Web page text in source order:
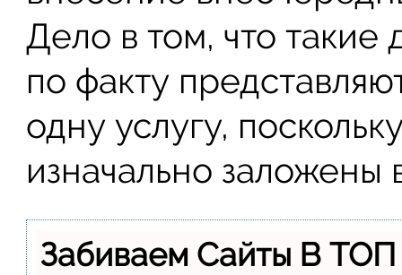
Дело в том, что такие
по факту
одну услугу,
изначально заложены
Забиваем Сайты В